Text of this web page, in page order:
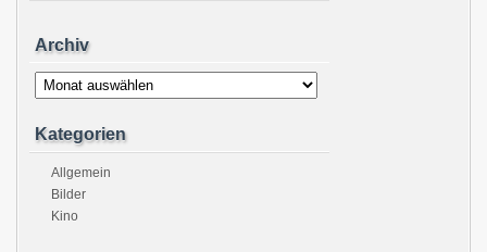
Archiv
Archiv
Kategorien
Allgemein
Bilder
Kino